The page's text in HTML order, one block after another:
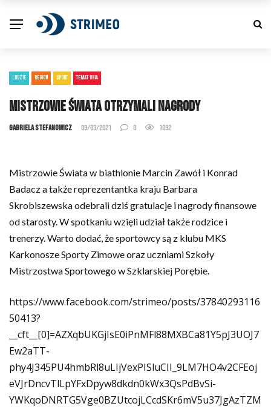
LUDZIE REGION SPORT TEMAT DNIA
Mistrzowie świata otrzymali nagrody
Gabriela Stefanowicz 09/03/2021 0 1092
Mistrzowie Świata w biathlonie Marcin Zawół i Konrad
Badacz a także reprezentantka kraju Barbara
Skrobiszewska odebrali dziś gratulacje i nagrody finansowe
od starosty. W spotkaniu wzięli udział także rodzice i
trenerzy. Warto dodać, że sportowcy są z klubu MKS
Karkonosze Sporty Zimowe oraz uczniami Szkoły
Mistrzostwa Sportowego w Szklarskiej Porębie.
https://www.facebook.com/strimeo/posts/37840293116
50413?
__cft__[0]=AZXqbUKGjIsE0iPnMFl88MXBCa81Y5pJ3UOJ7
Ew2aTT-
phy4J345PU4hmbRl8uLIjVexPISluCII_9LM7HO4v2CFEoj
eVJrDncvTlLpYFxDpyw8dkdn0kWx3QsPdBvSi-
YWKqoDNRTG5Vge0BZUtcojLCcdSKr6mV5u37JgAzTZM